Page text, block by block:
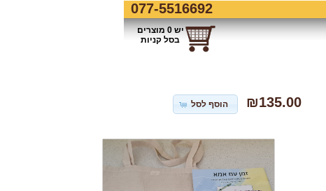
077-5516692
יש 0 מוצרים
בסל קניות
הוסף לסל ₪135.00